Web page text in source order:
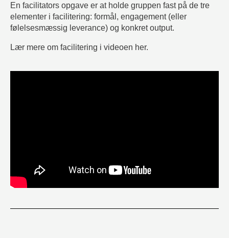
En facilitators opgave er at holde gruppen fast på de tre
elementer i facilitering: formål, engagement (eller
følelsesmæssig leverance) og konkret output.
Lær mere om facilitering i videoen her.